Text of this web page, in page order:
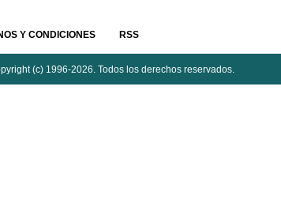
Y CONDICIONES RSS
(c) 1996-2026. Todos los derechos reservados.